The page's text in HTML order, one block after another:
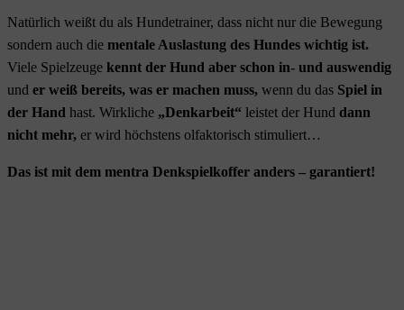
Natürlich weißt du als Hundetrainer, dass nicht nur die Bewegung
sondern auch die mentale Auslastung des Hundes wichtig ist.
Viele Spielzeuge kennt der Hund aber schon in- und auswendig
und er weiß bereits, was er machen muss, wenn du das Spiel in
der Hand hast. Wirkliche „Denkarbeit“ leistet der Hund dann
nicht mehr, er wird höchstens olfaktorisch stimuliert…
Das ist mit dem mentra Denkspielkoffer anders – garantiert!